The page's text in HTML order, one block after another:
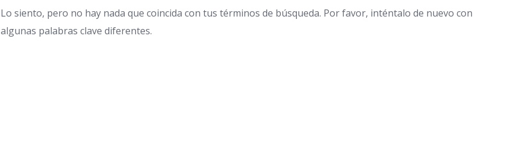
Lo siento, pero no hay nada que coincida con tus términos de búsqueda. Por favor, inténtalo de nuevo con
algunas palabras clave diferentes.